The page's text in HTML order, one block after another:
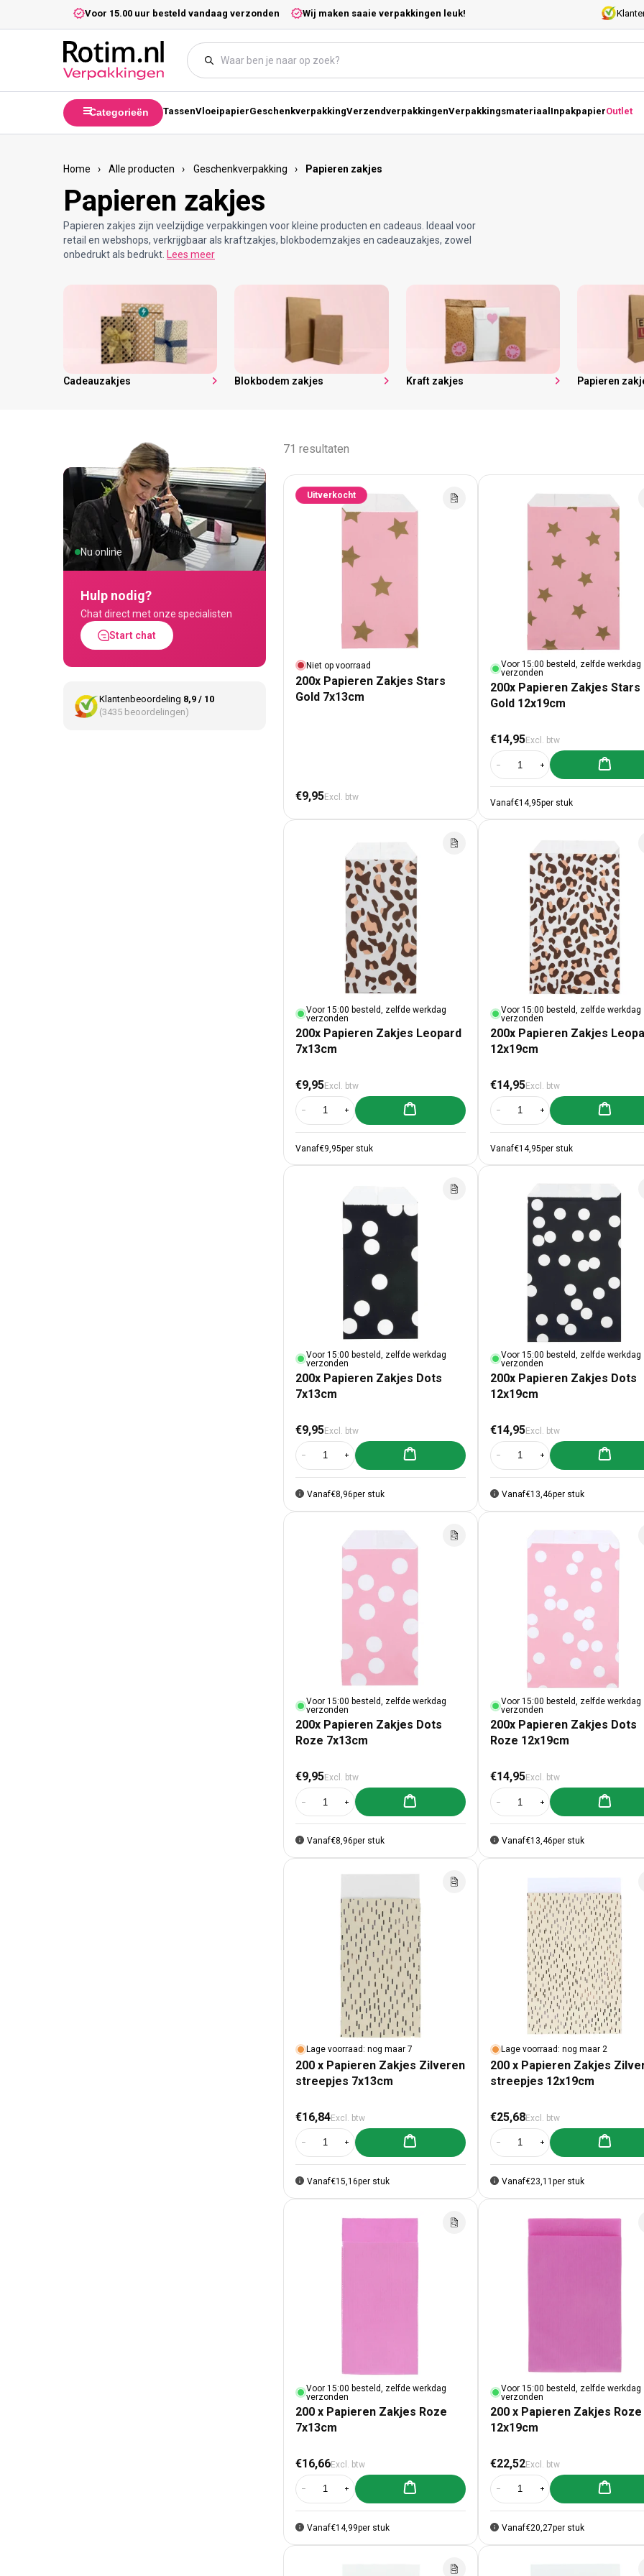
Meteen naar de contentVoor 15.00 uur besteld vandaag verzonden Wij maken saaie verpakkingen leuk!
Categorieën TassenVloeipapierGeschenkverpakkingVerzendverpakkingenVerpakkingsmateriaal InpakpapierOutlet
Home › Alle producten › Geschenkverpakking › Papieren zakjes
Papieren zakjes
Papieren zakjes zijn veelzijdige verpakkingen voor kleine producten en cadeaus. Ideaal voor
retail en webshops, verkrijgbaar als kraftzakjes, blokbodemzakjes en cadeauzakjes, zowel
onbedrukt als bedrukt. Lees meer
Cadeauzakjes Blokbodem zakjes Kraft zakjes Papieren
Nu online
Hulp nodig?
Chat direct met onze specialisten
Start chat
Klantenbeoordeling 8,9 / 10
(3435 beoordelingen)
71 resultaten
Uitverkocht
Niet op voorraad
200x Papieren Zakjes Stars
Gold 7x13cm
Normale prijs
€9,95Excl. btw
Voor 15:00 besteld, zelfde werkdag
verzonden
200x Papieren Zakjes Stars
Gold 12x19cm
Normale prijs
€14,95Excl. btw
Aantal verlagen voor 200x
Aantal verhogen voor
Aan
Vanaf€14,95per stuk
Voor 15:00 besteld, zelfde werkdag
verzonden
200x Papieren Zakjes Leopard
7x13cm
Normale prijs
€9,95Excl. btw
Aantal verlagen voor 200x Papieren Zakjes Leopard 7x13cm
Aantal verhogen voor 200x Papieren Zakjes Leopard 7x13cm
Aan winkelwagen toevoegen
Vanaf€9,95per stuk
Voor 15:00 besteld, zelfde werkdag
verzonden
200x Papieren Zakjes
12x19cm
Normale prijs
€14,95Excl. btw
Aantal verlagen voor 200x
Aantal verhogen voor
Aan
Vanaf€14,95per stuk
Voor 15:00 besteld, zelfde werkdag
verzonden
200x Papieren Zakjes Dots
7x13cm
Normale prijs
€9,95Excl. btw
Aantal verlagen voor 200x Papieren Zakjes Dots 7x13cm
Aantal verhogen voor 200x Papieren Zakjes Dots 7x13cm
Aan winkelwagen toevoegen
Vanaf€8,96per stuk
Voor 15:00 besteld, zelfde werkdag
verzonden
200x Papieren Zakjes Dots
12x19cm
Normale prijs
€14,95Excl. btw
Aantal verlagen voor 200x
Aantal verhogen voor
Aan
Vanaf€13,46per stuk
Voor 15:00 besteld, zelfde werkdag
verzonden
200x Papieren Zakjes Dots
Roze 7x13cm
Normale prijs
€9,95Excl. btw
Aantal verlagen voor 200x Papieren Zakjes Dots Roze 7x13cm
Aantal verhogen voor 200x Papieren Zakjes Dots Roze 7x13cm
Aan winkelwagen toevoegen
Vanaf€8,96per stuk
Voor 15:00 besteld, zelfde werkdag
verzonden
200x Papieren Zakjes Dots
Roze 12x19cm
Normale prijs
€14,95Excl. btw
Aantal verlagen voor 200x
Aantal verhogen voor
Aan
Vanaf€13,46per stuk
Lage voorraad: nog maar 7
200 x Papieren Zakjes Zilveren
streepjes 7x13cm
Normale prijs
€16,84Excl. btw
Aantal verlagen voor 200 x Papieren Zakjes Zilveren streepjes 7x13cm
Aantal verhogen voor 200 x Papieren Zakjes Zilveren streepjes 7x13cm
Aan winkelwagen toevoegen
Vanaf€15,16per stuk
Lage voorraad: nog maar 2
200 x Papieren Zakjes
streepjes 12x19cm
Normale prijs
€25,68Excl. btw
Aantal verlagen voor 200 x
Aantal verhogen voor
Aan
Vanaf€23,11per stuk
Voor 15:00 besteld, zelfde werkdag
verzonden
200 x Papieren Zakjes Roze
7x13cm
Normale prijs
€16,66Excl. btw
Aantal verlagen voor 200 x Papieren Zakjes Roze 7x13cm
Aantal verhogen voor 200 x Papieren Zakjes Roze 7x13cm
Aan winkelwagen toevoegen
Vanaf€14,99per stuk
Voor 15:00 besteld, zelfde werkdag
verzonden
200 x Papieren Zakjes Roze
12x19cm
Normale prijs
€22,52Excl. btw
Aantal verlagen voor 200 x
Aantal verhogen voor
Aan
Vanaf€20,27per stuk